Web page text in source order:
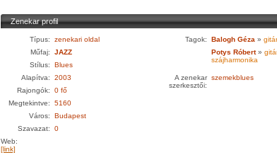
Zenekar profil
Típus:
zenekari oldal
Műfaj:
JAZZ
Stílus:
Blues
Alapítva:
2003
Rajongók:
0 fő
Megtekintve:
5160
Város:
Budapest
Szavazat:
0
Web:
[link]
Tagok: Balogh Géza »
Potys Róbert »
szájharmonika
A zenekar
szerkesztői:
szemekblues